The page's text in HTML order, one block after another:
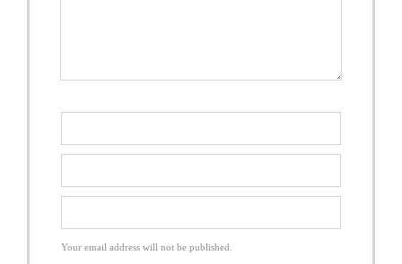
Your email address will not be published.